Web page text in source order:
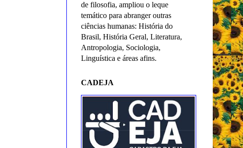
de filosofia, ampliou o leque
temático para abranger outras
ciências humanas: História do
Brasil, História Geral, Literatura,
Antropologia, Sociologia,
Linguística e áreas afins.
CADEJA